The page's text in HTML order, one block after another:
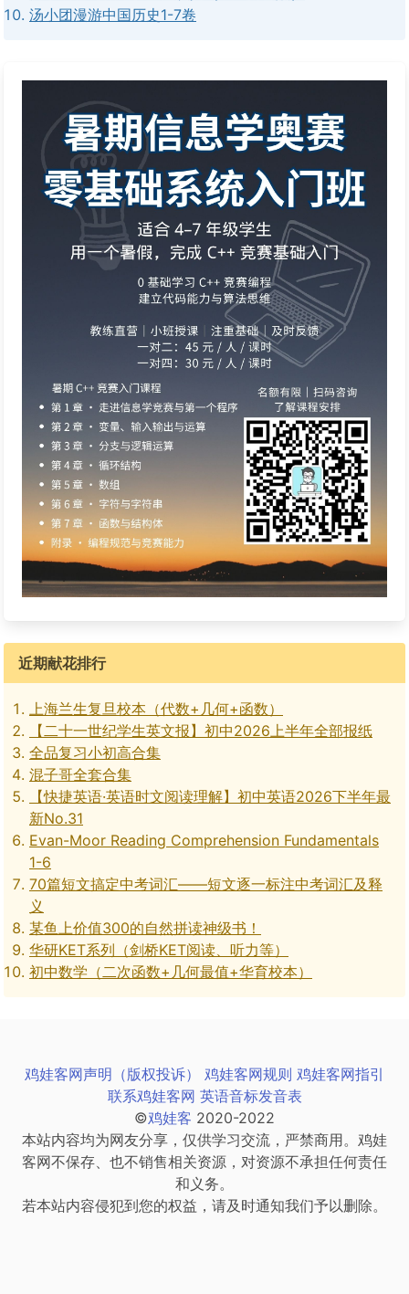
汤小团漫游中国历史1-7卷
近期献花排行
上海兰生复旦校本（代数+几何+函数）
【二十一世纪学生英文报】初中2026上半年全部报纸
全品复习小初高合集
混子哥全套合集
【快捷英语·英语时文阅读理解】初中英语2026下半年最
新No.31
Evan-Moor Reading Comprehension Fundamentals
1-6
70篇短文搞定中考词汇——短文逐一标注中考词汇及释
义
某鱼上价值300的自然拼读神级书！
华研KET系列（剑桥KET阅读、听力等）
初中数学（二次函数+几何最值+华育校本）
鸡娃客网声明（版权投诉） 鸡娃客网规则 鸡娃客网指引
联系鸡娃客网 英语音标发音表
©鸡娃客 2020-2022
本站内容均为网友分享，仅供学习交流，严禁商用。鸡娃
客网不保存、也不销售相关资源，对资源不承担任何责任
和义务。
若本站内容侵犯到您的权益，请及时通知我们予以删除。